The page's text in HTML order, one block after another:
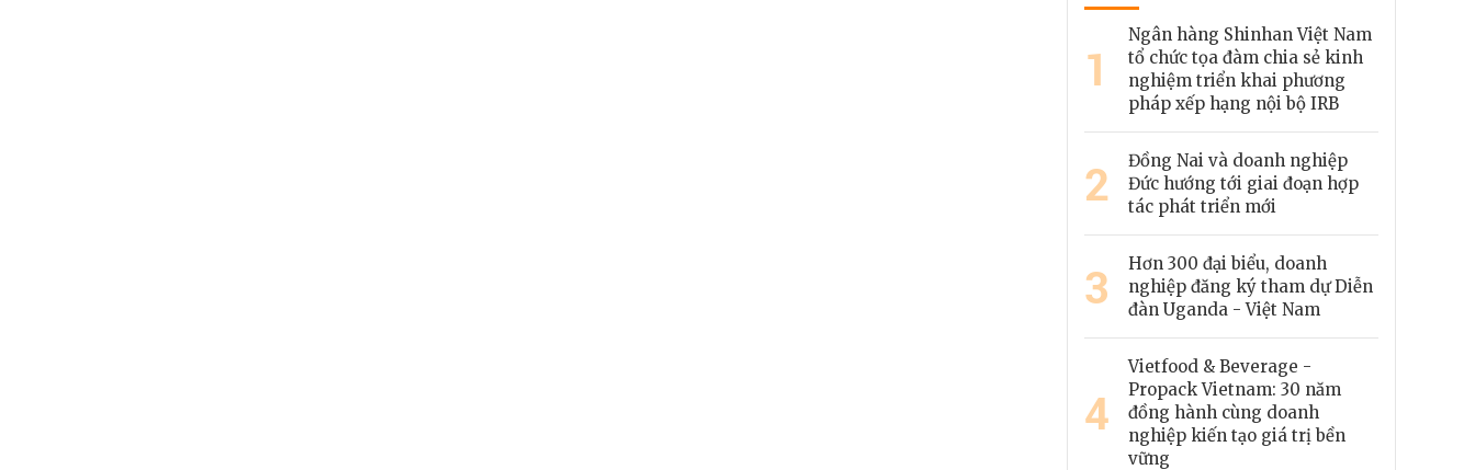
1
Ngân hàng Shinhan Việt Nam
tổ chức tọa đàm chia sẻ kinh
nghiệm triển khai phương
pháp xếp hạng nội bộ IRB
2
Đồng Nai và doanh nghiệp
Đức hướng tới giai đoạn hợp
tác phát triển mới
3
Hơn 300 đại biểu, doanh
nghiệp đăng ký tham dự Diễn
đàn Uganda - Việt Nam
4
Vietfood & Beverage -
Propack Vietnam: 30 năm
đồng hành cùng doanh
nghiệp kiến tạo giá trị bền
vững